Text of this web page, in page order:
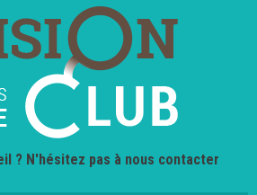
? N'hésitez pas à nous contacter